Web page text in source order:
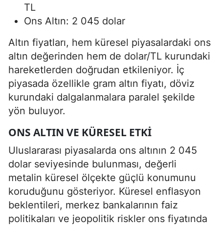
TL
Ons Altın: 2 045 dolar
Altın fiyatları, hem küresel piyasalardaki ons
altın değerinden hem de dolar/TL kurundaki
hareketlerden doğrudan etkileniyor. İç
piyasada özellikle gram altın fiyatı, döviz
kurundaki dalgalanmalara paralel şekilde
yön buluyor.
ONS ALTIN VE KÜRESEL ETKI
Uluslararası piyasalarda ons altının 2 045
dolar seviyesinde bulunması, değerli
metalin küresel ölçekte güçlü konumunu
koruduğunu gösteriyor. Küresel enflasyon
beklentileri, merkez bankalarının faiz
politikaları ve jeopolitik riskler ons fiyatında